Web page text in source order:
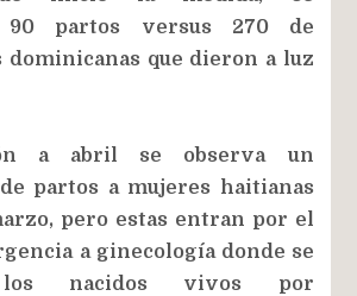
90 partos versus 270 de
dominicanas que dieron a luz
a abril se observa un
partos a mujeres haitianas
pero estas entran por el
a ginecología donde se
los nacidos vivos por